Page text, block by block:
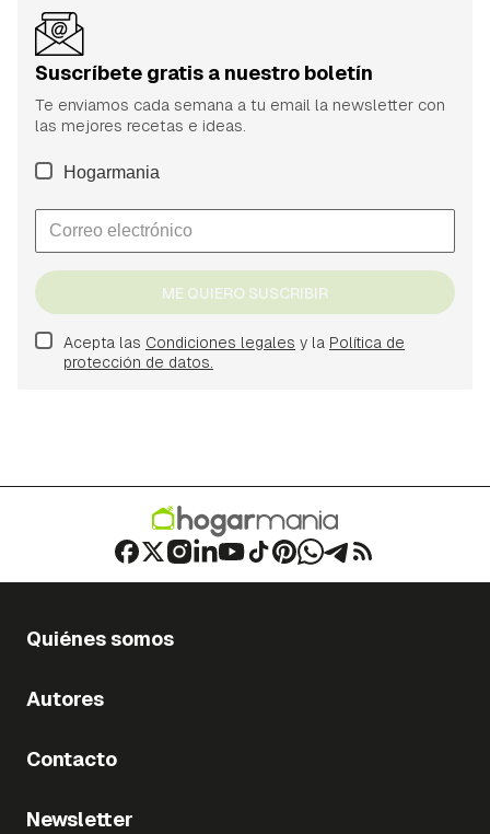
Suscríbete gratis a nuestro boletín
Te enviamos cada semana a tu email la newsletter con
las mejores recetas e ideas.
Hogarmania
ME QUIERO SUSCRIBIR
Acepta las Condiciones legales y la Política de
protección de datos.
Quiénes somos
Autores
Contacto
Newsletter